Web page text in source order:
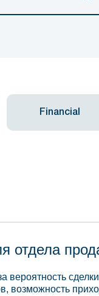
Financial
отдела
вероятность
возможность